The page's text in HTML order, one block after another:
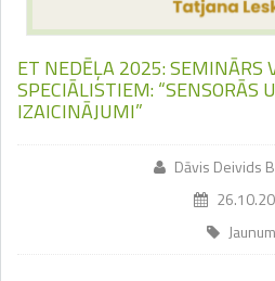
ET NEDĒĻA 2025: SEMINĀRS
SPECIĀLISTIEM: “SENSORĀS
IZAICINĀJUMI”
Dāvis Deivids